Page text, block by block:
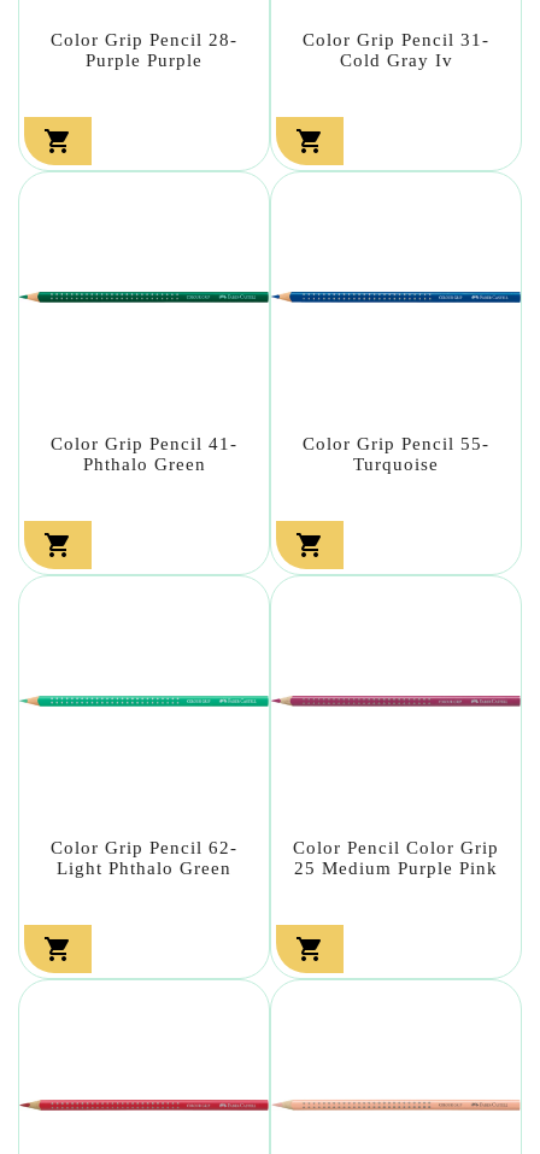
Color Grip Pencil 28-
Purple Purple

Color Grip Pencil 31-
Cold Gray Iv

Color Grip Pencil 41-
Phthalo Green

Color Grip Pencil 55-
Turquoise

Color Grip Pencil 62-
Light Phthalo Green

Color Pencil Color Grip
25 Medium Purple Pink
